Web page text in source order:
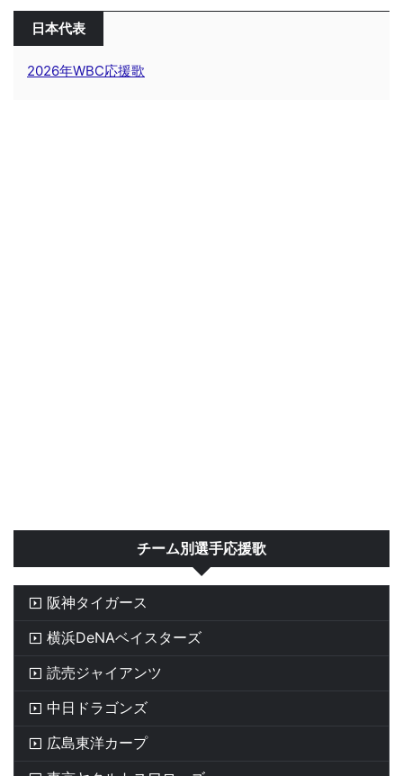
日本代表
2026年WBC応援歌
チーム別選手応援歌
阪神タイガース
横浜DeNAベイスターズ
読売ジャイアンツ
中日ドラゴンズ
広島東洋カープ